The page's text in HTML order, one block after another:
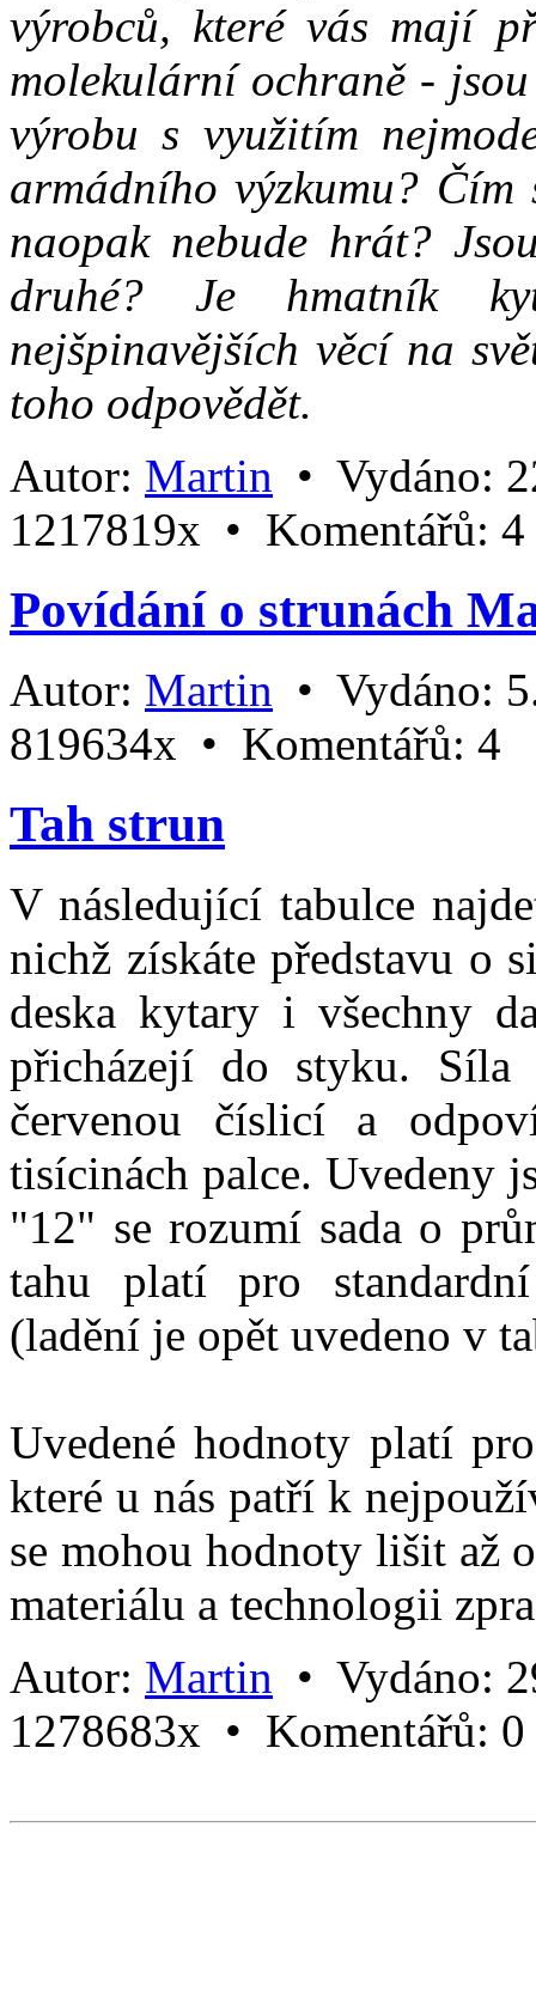
výrobců, které vás mají
molekulární ochraně -
výrobu s využitím
armádního výzkumu?
naopak nebude hrát?
druhé? Je hmatník
nejšpinavějších věcí na
toho odpovědět.
Autor: Martin • Vydáno:
1217819x • Komentářů: 4
Povídání o strunách
Autor: Martin • Vydáno:
819634x • Komentářů: 4
Tah strun
V následující tabulce
nichž získáte představu o
deska kytary i všechny
přicházejí do styku. Síla
červenou číslicí a
tisícinách palce. Uvedeny
"12" se rozumí sada o
tahu platí pro
(ladění je opět uvedeno v
Uvedené hodnoty platí
které u nás patří k
se mohou hodnoty lišit až
materiálu a technologii
Autor: Martin • Vydáno:
1278683x • Komentářů: 0